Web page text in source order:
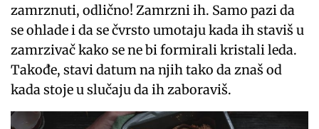
zamrznuti, odlično! Zamrzni ih. Samo pazi da
se ohlade i da se čvrsto umotaju kada ih staviš u
zamrzivač kako se ne bi formirali kristali leda.
Takođe, stavi datum na njih tako da znaš od
kada stoje u slučaju da ih zaboraviš.